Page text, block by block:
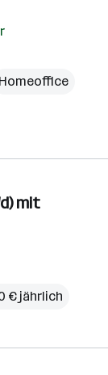
Homeoffice
mit
€ jährlich